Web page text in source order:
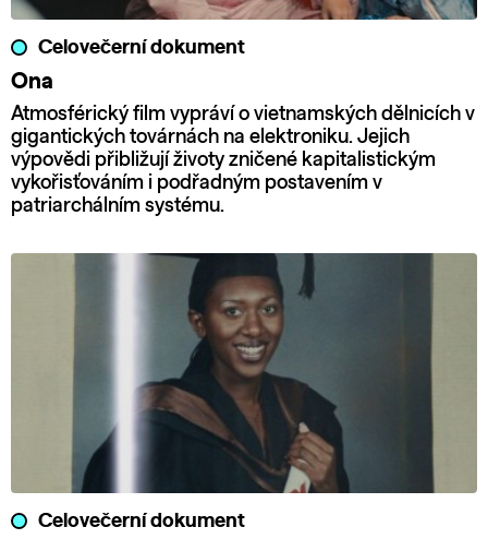
Celovečerní dokument
Ona
Atmosférický film vypráví o vietnamských dělnicích v
gigantických továrnách na elektroniku. Jejich
výpovědi přibližují životy zničené kapitalistickým
vykořisťováním i podřadným postavením v
patriarchálním systému.
Celovečerní dokument